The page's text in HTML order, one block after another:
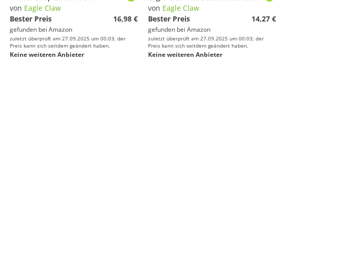
von Eagle Claw
Bester Preis
16,98 €
gefunden bei Amazon
zuletzt überprüft am 27.09.2025 um 00:03; der
Preis kann sich seitdem geändert haben.
Keine weiteren Anbieter
von Eagle Claw
Bester Preis
14,27 €
gefunden bei Amazon
zuletzt überprüft am 27.09.2025 um 00:03; der
Preis kann sich seitdem geändert haben.
Keine weiteren Anbieter